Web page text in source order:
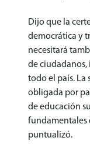
Dijo que la
democrática y
necesitará
de ciudadanos,
todo el país. La
obligada por
de educación
fundamentales
puntualizó.